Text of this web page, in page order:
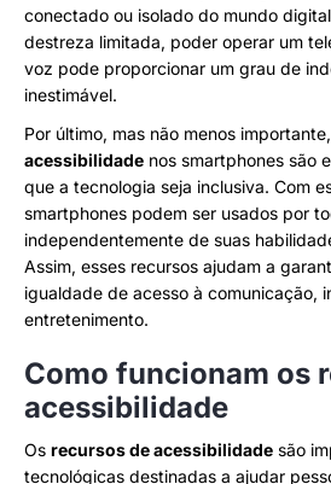
conectado ou isolado do mundo
destreza limitada, poder operar um
voz pode proporcionar um grau de
inestimável.
Por último, mas não menos
acessibilidade nos smartphones são
que a tecnologia seja inclusiva. Com
smartphones podem ser usados por
independentemente de suas
Assim, esses recursos ajudam a
igualdade de acesso à comunicação,
entretenimento.
Como funcionam os
acessibilidade
Os recursos de acessibilidade são
tecnológicas destinadas a ajudar